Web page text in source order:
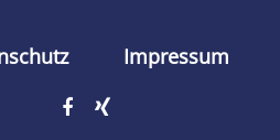
Impressum